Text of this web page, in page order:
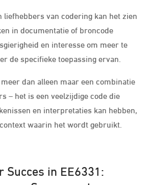
liefhebbers van codering kan het zien
in documentatie of broncode
en interesse om meer te
de specifieke toepassing ervan.
dan alleen maar een combinatie
– het is een veelzijdige code die
en interpretaties kan hebben,
waarin het wordt gebruikt.
Succes in EE6331: